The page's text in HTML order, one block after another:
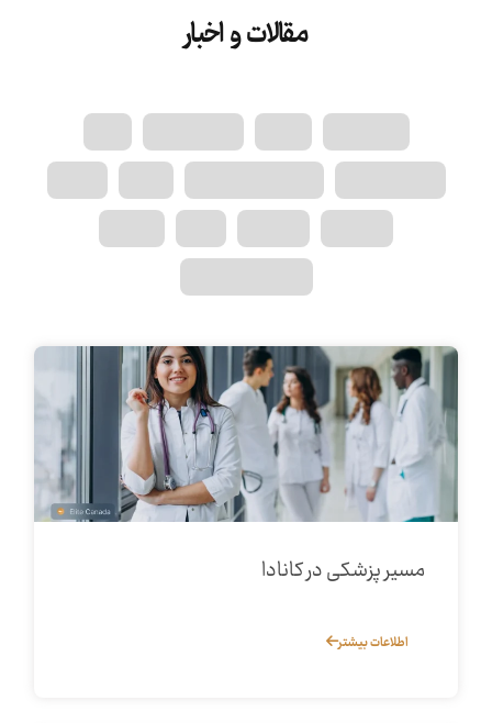
مقالات و اخبار
مسیر پزشکی در کانادا
اطلاعات بیشتر